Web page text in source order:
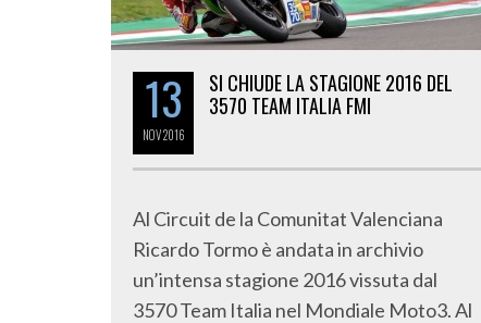
13
NOV2016
SI CHIUDE LA STAGIONE 2016 DEL
3570 TEAM ITALIA FMI
Al Circuit de la Comunitat Valenciana
Ricardo Tormo è andata in archivio
un’intensa stagione 2016 vissuta dal
3570 Team Italia nel Mondiale Moto3. Al